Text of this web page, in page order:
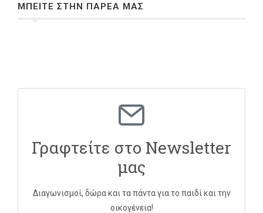
ΜΠΕΙΤΕ ΣΤΗΝ ΠΑΡΕΑ ΜΑΣ
Γραφτείτε στο Newsletter
μας
Διαγωνισμοί, δώρα και τα πάντα για το παιδί και την
οικογένεια!